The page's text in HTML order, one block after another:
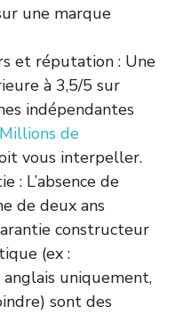
une marque
et réputation : Une
à 3,5/5 sur
indépendantes
de
vous interpeller.
: L’absence de
de deux ans
constructeur
(ex :
uniquement,
sont des